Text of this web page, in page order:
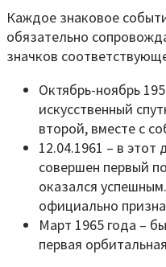
Каждое знаковое
обязательно
значков
Октябрь-ноябрь
искусственный
второй, вместе с
12.04.1961 – в
совершен первый
оказался
официально
Март 1965 года –
первая